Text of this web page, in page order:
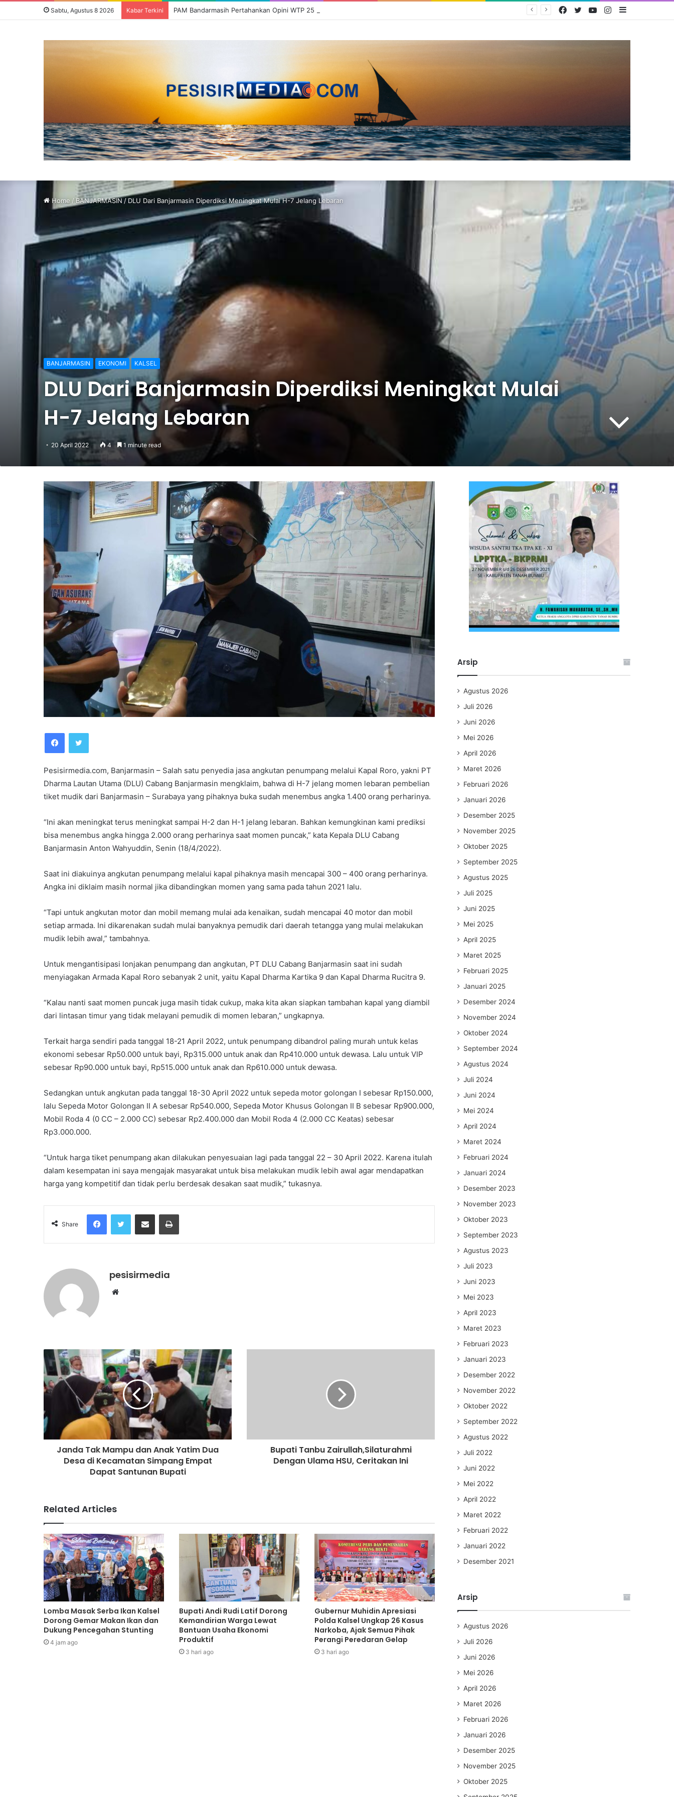
Sabtu, Agustus 8 2026 Kabar Terkini Sidebar
Instagram
YouTube
Twitter
Facebook
Home/BANJARMASIN / DLU Dari Banjarmasin Diperdiksi Meningkat Mulai H-7 Jelang Lebaran
BANJARMASIN EKONOMI KALSEL
DLU Dari Banjarmasin Diperdiksi Meningkat Mulai
H-7 Jelang Lebaran
20 April 2022 4 1 minute read
FacebookTwitter
Pesisirmedia.com, Banjarmasin – Salah satu penyedia jasa angkutan penumpang melalui Kapal Roro, yakni PT
Dharma Lautan Utama (DLU) Cabang Banjarmasin mengklaim, bahwa di H-7 jelang momen lebaran pembelian
tiket mudik dari Banjarmasin – Surabaya yang pihaknya buka sudah menembus angka 1.400 orang perharinya.
“Ini akan meningkat terus meningkat sampai H-2 dan H-1 jelang lebaran. Bahkan kemungkinan kami prediksi
bisa menembus angka hingga 2.000 orang perharinya saat momen puncak,” kata Kepala DLU Cabang
Banjarmasin Anton Wahyuddin, Senin (18/4/2022).
Saat ini diakuinya angkutan penumpang melalui kapal pihaknya masih mencapai 300 – 400 orang perharinya.
Angka ini diklaim masih normal jika dibandingkan momen yang sama pada tahun 2021 lalu.
“Tapi untuk angkutan motor dan mobil memang mulai ada kenaikan, sudah mencapai 40 motor dan mobil
setiap armada. Ini dikarenakan sudah mulai banyaknya pemudik dari daerah tetangga yang mulai melakukan
mudik lebih awal,” tambahnya.
Untuk mengantisipasi lonjakan penumpang dan angkutan, PT DLU Cabang Banjarmasin saat ini sudah
menyiagakan Armada Kapal Roro sebanyak 2 unit, yaitu Kapal Dharma Kartika 9 dan Kapal Dharma Rucitra 9.
“Kalau nanti saat momen puncak juga masih tidak cukup, maka kita akan siapkan tambahan kapal yang diambil
dari lintasan timur yang tidak melayani pemudik di momen lebaran,” ungkapnya.
Terkait harga sendiri pada tanggal 18-21 April 2022, untuk penumpang dibandrol paling murah untuk kelas
ekonomi sebesar Rp50.000 untuk bayi, Rp315.000 untuk anak dan Rp410.000 untuk dewasa. Lalu untuk VIP
sebesar Rp90.000 untuk bayi, Rp515.000 untuk anak dan Rp610.000 untuk dewasa.
Sedangkan untuk angkutan pada tanggal 18-30 April 2022 untuk sepeda motor golongan I sebesar Rp150.000,
lalu Sepeda Motor Golongan II A sebesar Rp540.000, Sepeda Motor Khusus Golongan II B sebesar Rp900.000,
Mobil Roda 4 (0 CC – 2.000 CC) sebesar Rp2.400.000 dan Mobil Roda 4 (2.000 CC Keatas) sebesar
Rp3.000.000.
“Untuk harga tiket penumpang akan dilakukan penyesuaian lagi pada tanggal 22 – 30 April 2022. Karena itulah
dalam kesempatan ini saya mengajak masyarakat untuk bisa melakukan mudik lebih awal agar mendapatkan
harga yang kompetitif dan tidak perlu berdesak desakan saat mudik,” tukasnya.
Share
FacebookTwitter Share via Email Print
pesisirmedia
Website
Janda Tak Mampu dan Anak Yatim Dua
Desa di Kecamatan Simpang Empat
Dapat Santunan Bupati
Bupati Tanbu Zairullah,Silaturahmi
Dengan Ulama HSU, Ceritakan Ini
Related Articles
Lomba Masak Serba Ikan Kalsel
Dorong Gemar Makan Ikan dan
Dukung Pencegahan Stunting
4 jam ago
Bupati Andi Rudi Latif Dorong
Kemandirian Warga Lewat
Bantuan Usaha Ekonomi
Produktif
3 hari ago
Gubernur Muhidin Apresiasi
Polda Kalsel Ungkap 26 Kasus
Narkoba, Ajak Semua Pihak
Perangi Peredaran Gelap
3 hari ago
Arsip
Agustus 2026
Juli 2026
Juni 2026
Mei 2026
April 2026
Maret 2026
Februari 2026
Januari 2026
Desember 2025
November 2025
Oktober 2025
September 2025
Agustus 2025
Juli 2025
Juni 2025
Mei 2025
April 2025
Maret 2025
Februari 2025
Januari 2025
Desember 2024
November 2024
Oktober 2024
September 2024
Agustus 2024
Juli 2024
Juni 2024
Mei 2024
April 2024
Maret 2024
Februari 2024
Januari 2024
Desember 2023
November 2023
Oktober 2023
September 2023
Agustus 2023
Juli 2023
Juni 2023
Mei 2023
April 2023
Maret 2023
Februari 2023
Januari 2023
Desember 2022
November 2022
Oktober 2022
September 2022
Agustus 2022
Juli 2022
Juni 2022
Mei 2022
April 2022
Maret 2022
Februari 2022
Januari 2022
Desember 2021
Arsip
Agustus 2026
Juli 2026
Juni 2026
Mei 2026
April 2026
Maret 2026
Februari 2026
Januari 2026
Desember 2025
November 2025
Oktober 2025